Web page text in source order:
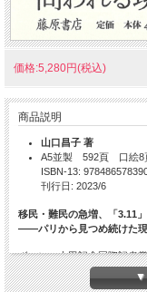
価格:5,280円(税込)
商品説明
山口昌子 著
A5並製 592頁 口絵8
ISBN-13:
刊行日: 2023/6
移民・難民の急増、「3.11
――パリから見つめ続けた現
ボーン・上田記念国際記者
のか。政治・外交・経済か
クロとマクロが交錯する生
▼